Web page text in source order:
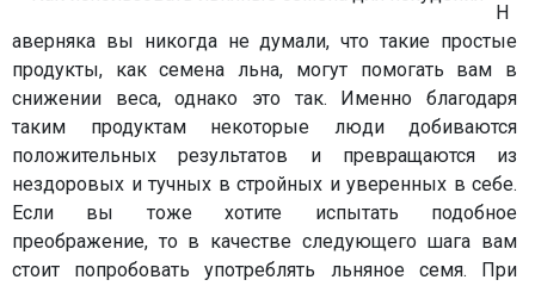
Н
аверняка вы никогда не думали, что такие простые
продукты, как семена льна, могут помогать вам в
снижении веса, однако это так. Именно благодаря
таким продуктам некоторые люди добиваются
положительных результатов и превращаются из
нездоровых и тучных в стройных и уверенных в себе.
Если вы тоже хотите испытать подобное
преображение, то в качестве следующего шага вам
стоит попробовать употреблять льняное семя. При